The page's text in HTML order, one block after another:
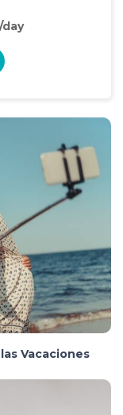
day
Vacaciones